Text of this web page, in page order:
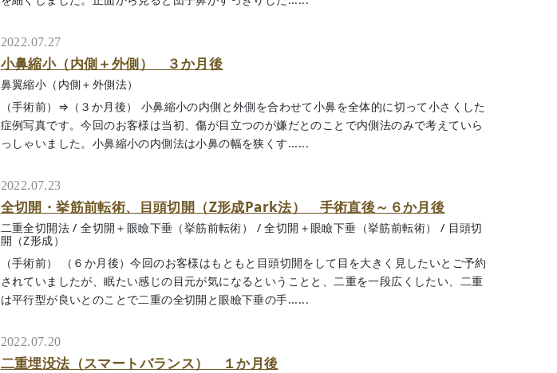
2022.07.27
小鼻縮小（内側＋外側） ３か月後
鼻翼縮小（内側＋外側法）
（手術前）⇒（３か月後） 小鼻縮小の内側と外側を合わせて小鼻を全体的に切って小さくした
症例写真です。今回のお客様は当初、傷が目立つのが嫌だとのことで内側法のみで考えていら
っしゃいました。小鼻縮小の内側法は小鼻の幅を狭くす......
2022.07.23
全切開・挙筋前転術、目頭切開（Z形成Park法） 手術直後～６か月後
二重全切開法 /全切開＋眼瞼下垂（挙筋前転術） /全切開＋眼瞼下垂（挙筋前転術） / 目頭切
開（Z形成）
（手術前） （６か月後）今回のお客様はもともと目頭切開をして目を大きく見したいとご予約
されていましたが、眠たい感じの目元が気になるということと、二重を一段広くしたい、二重
は平行型が良いとのことで二重の全切開と眼瞼下垂の手......
2022.07.20
二重埋没法（スマートバランス） １か月後